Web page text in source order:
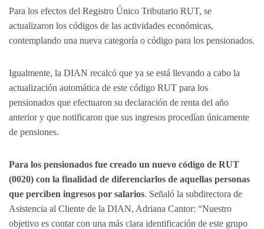
Para los efectos del Registro Único Tributario RUT, se
actualizaron los códigos de las actividades económicas,
contemplando una nueva categoría o código para los pensionados.
Igualmente, la DIAN recalcó que ya se está llevando a cabo la
actualización automática de este código RUT para los
pensionados que efectuaron su declaración de renta del año
anterior y que notificaron que sus ingresos procedían únicamente
de pensiones.
Para los pensionados fue creado un nuevo código de RUT
(0020) con la finalidad de diferenciarlos de aquellas personas
que perciben ingresos por salarios. Señaló la subdirectora de
Asistencia al Cliente de la DIAN, Adriana Cantor: “Nuestro
objetivo es contar con una más clara identificación de este grupo